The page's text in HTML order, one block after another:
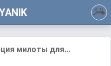
милоты для...